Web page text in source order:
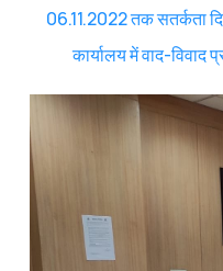
06.11.2022 तक सतर्कता
कार्यालय में वाद-विवाद